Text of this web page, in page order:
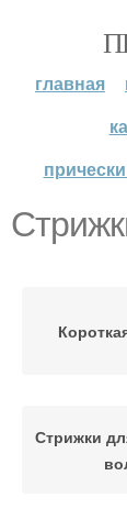
главная
Стрижки